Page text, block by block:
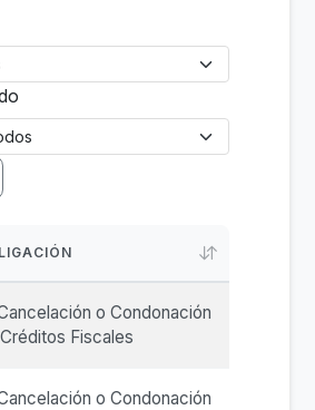
o Condonación
Fiscales
o Condonación